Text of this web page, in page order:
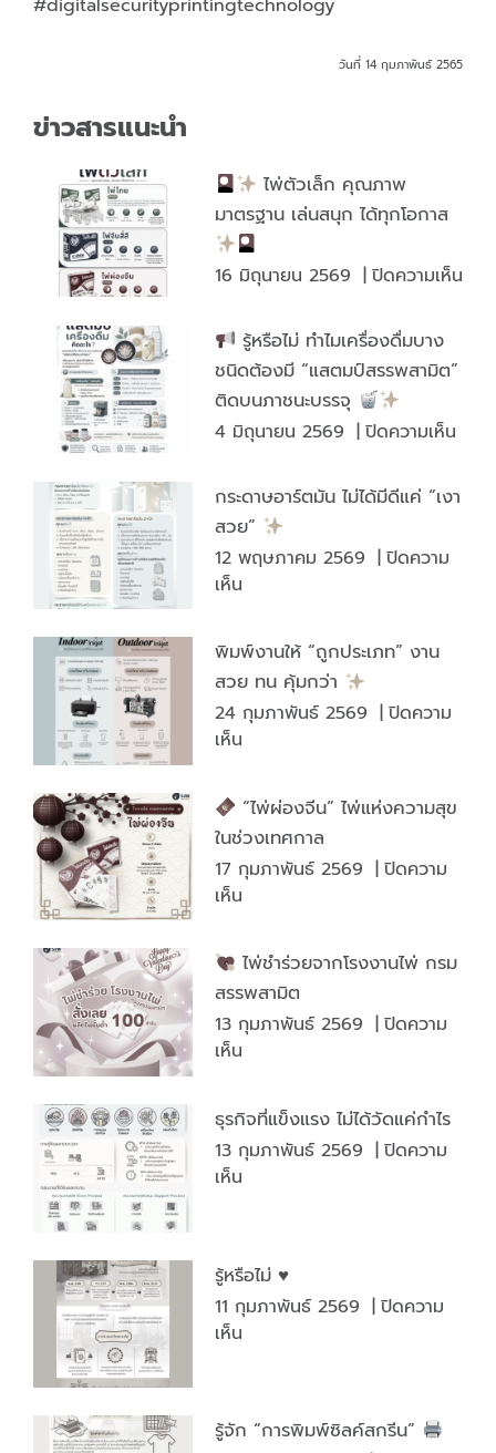
วันที่ 14 กุมภาพันธ์ 2565
ข่าวสารแนะนำ
ไพ่ตัวเล็ก คุณภาพ
มาตรฐาน เล่นสนุก ได้ทุกโอกาส
16 มิถุนายน 2569 | ปิดความเห็นบน
รู้หรือไม่ ทำไมเครื่องดื่มบาง
ชนิดต้องมี “แสตมป์สรรพสามิต”
ติดบนภาชนะบรรจุ
4 มิถุนายน 2569 | ปิดความเห็นบน
หรือ
สามิ
กระดาษอาร์ตมัน ไม่ได้มีดีแค่ “เงา
สวย”
12 พฤษภาคม 2569 | ปิดความ
เห็นบน
มัน
ไม่
ได้
มี
แค่
“เงา
สวย”
พิมพ์งานให้ “ถูกประเภท” งาน
สวย ทน คุ้มกว่า
24 กุมภาพันธ์ 2569
ปิดความ
เห็นบน
ให้
“ถูก
ประเภท”
งาน
ทน
กว่า
“ไพ่ผ่องจีน” ไพ่แห่งความสุข
ในช่วงเทศกาล
17 กุมภาพันธ์ 2569 | ปิดความ
เห็นบน
“ไพ่
ผ่อง
จีน”
ไพ่
แห่ง
สุข
ใน
ช่วง
เทศกาล
ไพ่ชำร่วยจากโรงงานไพ่ กรม
สรรพสามิต
13 กุมภาพันธ์ 2569
ปิดความ
เห็นบน
ชำร่วย
จาก
โรงงาน
สรรพ
สามิต
ธุรกิจที่แข็งแรง ไม่ได้วัดแค่กำไร
13 กุมภาพันธ์ 2569 | ปิดความ
เห็นบน
แรง
ไม่
ได้
รู้หรือไม่ ♥️
11 กุมภาพันธ์ 2569 | ปิดความ
เห็นบน
♥️
รู้จัก “การพิมพ์ซิลค์สกรีน”